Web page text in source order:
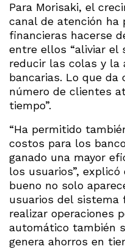
Para Morisaki, el
canal de atención ha
financieras hacerse
entre ellos “aliviar el
reducir las colas y la
bancarias. Lo que
número de clientes
tiempo”.
“Ha permitido
costos para los
ganado una mayor
los usuarios”,
bueno no solo
usuarios del sistema
realizar operaciones
automático también
genera ahorros en